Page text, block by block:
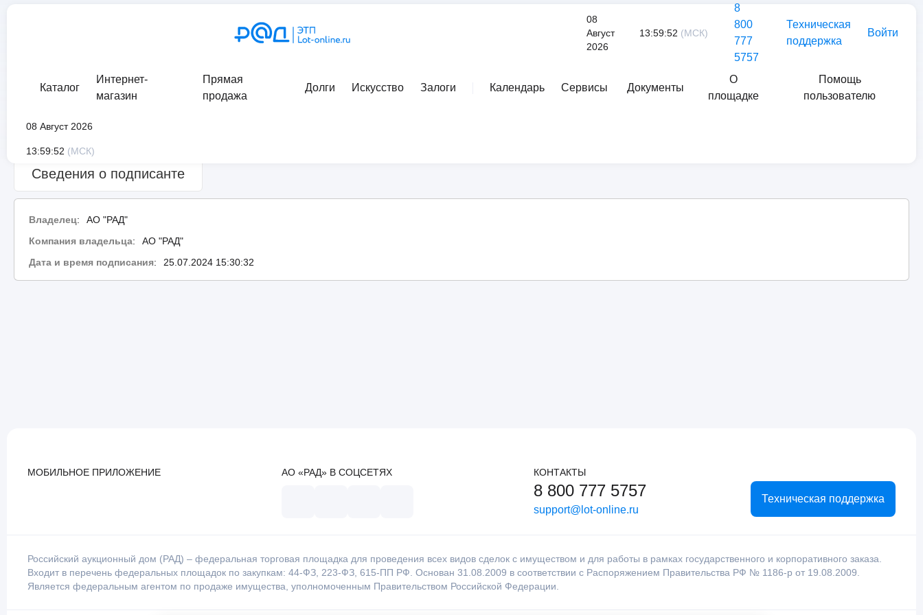
08
Август
2026
13:59:52 (МСК)
8
800
777
5757
Техническая
поддержка
Войти
Каталог
Интернет-
магазин
Прямая
продажа
Долги Искусство Залоги Календарь Сервисы Документы
О
площадке
Помощь
пользователю
08 Август 2026
13:59:52 (МСК)
Сведения о подписанте
Владелец:
АО "РАД"
Компания владельца:
АО "РАД"
Дата и время подписания: 25.07.2024 15:30:32
МОБИЛЬНОЕ ПРИЛОЖЕНИЕ АО «РАД» В СОЦСЕТЯХ КОНТАКТЫ
8 800 777 5757
support@lot-online.ru
Техническая поддержка
Российский аукционный дом (РАД) – федеральная торговая площадка для проведения всех видов сделок с имуществом и для работы в рамках государственного и корпоративного заказа.
Входит в перечень федеральных площадок по закупкам: 44-ФЗ, 223-ФЗ, 615-ПП РФ. Основан 31.08.2009 в соответствии с Распоряжением Правительства РФ № 1186-р от 19.08.2009.
Является федеральным агентом по продаже имущества, уполномоченным Правительством Российской Федерации.